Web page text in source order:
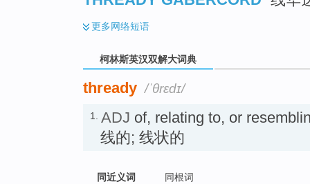
更多网络短语
柯林斯英汉双解大词典
thready /ˈθrɛdɪ/
1. ADJ of, relating to, or
线的; 线状的
同近义词 同根词